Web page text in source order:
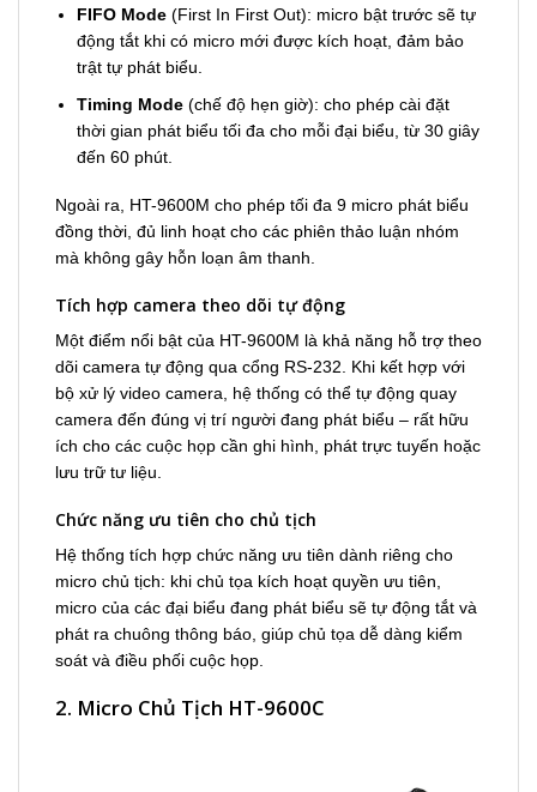
FIFO Mode (First In First Out): micro bật trước sẽ tự
động tắt khi có micro mới được kích hoạt, đảm bảo
trật tự phát biểu.
Timing Mode (chế độ hẹn giờ): cho phép cài đặt
thời gian phát biểu tối đa cho mỗi đại biểu, từ 30 giây
đến 60 phút.
Ngoài ra, HT-9600M cho phép tối đa 9 micro phát biểu
đồng thời, đủ linh hoạt cho các phiên thảo luận nhóm
mà không gây hỗn loạn âm thanh.
Tích hợp camera theo dõi tự động
Một điểm nổi bật của HT-9600M là khả năng hỗ trợ theo
dõi camera tự động qua cổng RS-232. Khi kết hợp với
bộ xử lý video camera, hệ thống có thể tự động quay
camera đến đúng vị trí người đang phát biểu – rất hữu
ích cho các cuộc họp cần ghi hình, phát trực tuyến hoặc
lưu trữ tư liệu.
Chức năng ưu tiên cho chủ tịch
Hệ thống tích hợp chức năng ưu tiên dành riêng cho
micro chủ tịch: khi chủ tọa kích hoạt quyền ưu tiên,
micro của các đại biểu đang phát biểu sẽ tự động tắt và
phát ra chuông thông báo, giúp chủ tọa dễ dàng kiểm
soát và điều phối cuộc họp.
2. Micro Chủ Tịch HT-9600C